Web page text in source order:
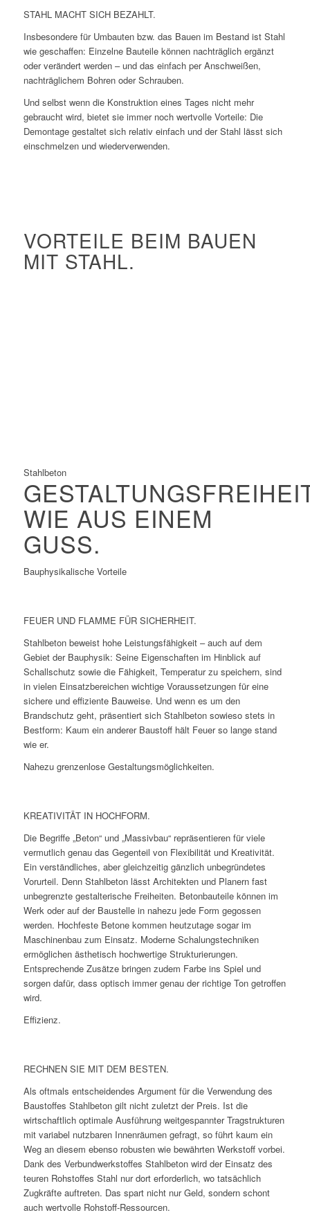
STAHL MACHT SICH BEZAHLT.
Insbesondere für Umbauten bzw. das Bauen im Bestand ist Stahl
wie geschaffen: Einzelne Bauteile können nachträglich ergänzt
oder verändert werden – und das einfach per Anschweißen,
nachträglichem Bohren oder Schrauben.
Und selbst wenn die Konstruktion eines Tages nicht mehr
gebraucht wird, bietet sie immer noch wertvolle Vorteile: Die
Demontage gestaltet sich relativ einfach und der Stahl lässt sich
einschmelzen und wiederverwenden.
VORTEILE BEIM BAUEN
MIT STAHL.
Stahlbeton
WIE AUS EINEM
GUSS.
Bauphysikalische Vorteile
FEUER UND FLAMME FÜR SICHERHEIT.
Stahlbeton beweist hohe Leistungsfähigkeit – auch auf dem
Gebiet der Bauphysik: Seine Eigenschaften im Hinblick auf
Schallschutz sowie die Fähigkeit, Temperatur zu speichern, sind
in vielen Einsatzbereichen wichtige Voraussetzungen für eine
sichere und effiziente Bauweise. Und wenn es um den
Brandschutz geht, präsentiert sich Stahlbeton sowieso stets in
Bestform: Kaum ein anderer Baustoff hält Feuer so lange stand
wie er.
Nahezu grenzenlose Gestaltungsmöglichkeiten.
KREATIVITÄT IN HOCHFORM.
Die Begriffe „Beton“ und „Massivbau“ repräsentieren für viele
vermutlich genau das Gegenteil von Flexibilität und Kreativität.
Ein verständliches, aber gleichzeitig gänzlich unbegründetes
Vorurteil. Denn Stahlbeton lässt Architekten und Planern fast
unbegrenzte gestalterische Freiheiten. Betonbauteile können im
Werk oder auf der Baustelle in nahezu jede Form gegossen
werden. Hochfeste Betone kommen heutzutage sogar im
Maschinenbau zum Einsatz. Moderne Schalungstechniken
ermöglichen ästhetisch hochwertige Strukturierungen.
Entsprechende Zusätze bringen zudem Farbe ins Spiel und
sorgen dafür, dass optisch immer genau der richtige Ton getroffen
wird.
Effizienz.
RECHNEN SIE MIT DEM BESTEN.
Als oftmals entscheidendes Argument für die Verwendung des
Baustoffes Stahlbeton gilt nicht zuletzt der Preis. Ist die
wirtschaftlich optimale Ausführung weitgespannter Tragstrukturen
mit variabel nutzbaren Innenräumen gefragt, so führt kaum ein
Weg an diesem ebenso robusten wie bewährten Werkstoff vorbei.
Dank des Verbundwerkstoffes Stahlbeton wird der Einsatz des
teuren Rohstoffes Stahl nur dort erforderlich, wo tatsächlich
Zugkräfte auftreten. Das spart nicht nur Geld, sondern schont
auch wertvolle Rohstoff-Ressourcen.